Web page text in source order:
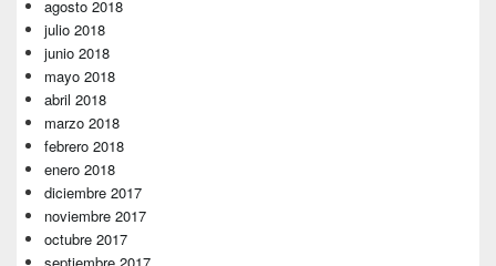
agosto 2018
julio 2018
junio 2018
mayo 2018
abril 2018
marzo 2018
febrero 2018
enero 2018
diciembre 2017
noviembre 2017
octubre 2017